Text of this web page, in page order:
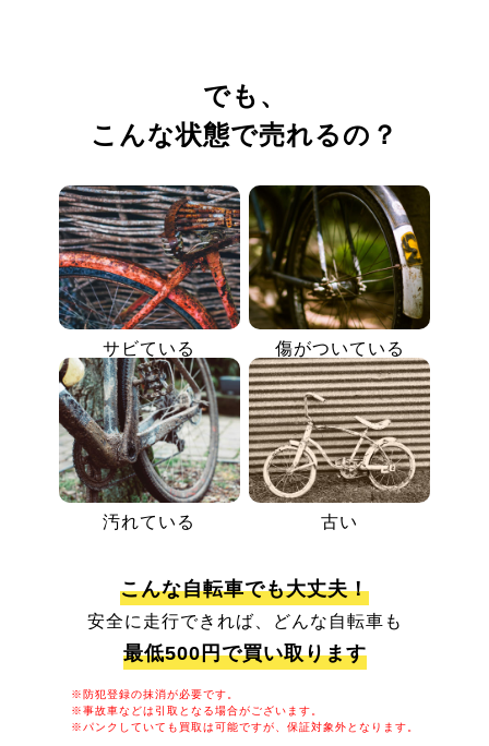
でも、
こんな状態で売れるの？
サビている 傷がついている
汚れている 古い
こんな自転車でも大丈夫！
安全に走行できれば、どんな自転車も
最低500円で買い取ります
※防犯登録の抹消が必要です。
※事故車などは引取となる場合がございます。
※パンクしていても買取は可能ですが、保証対象外となります。